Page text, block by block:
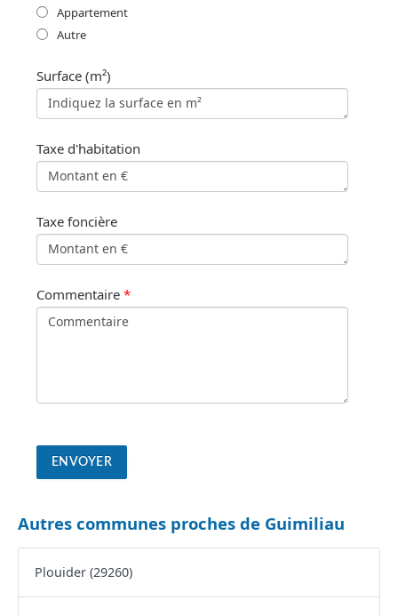
Appartement
Autre
Surface (m²)
Taxe d'habitation
Taxe foncière
Commentaire *
Autres communes proches de Guimiliau
Plouider (29260)